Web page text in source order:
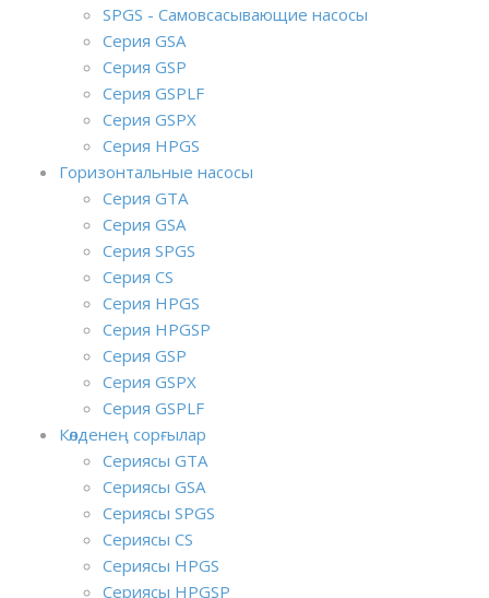
SPGS - Самовсасывающие насосы
Серия GSA
Серия GSP
Серия GSPLF
Серия GSPX
Серия HPGS
Горизонтальные насосы
Серия GTA
Серия GSA
Серия SPGS
Серия CS
Серия HPGS
Серия HPGSP
Серия GSP
Серия GSPX
Серия GSPLF
Көлденең сорғылар
Сериясы GTA
Сериясы GSA
Сериясы SPGS
Сериясы CS
Сериясы HPGS
Сериясы HPGSP